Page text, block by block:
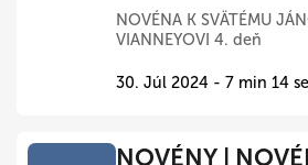
NOVÉNA K SVÄTÉMU
VIANNEYOVI 4. deň
30. Júl 2024 - 7 min 14
NOVÉNY |